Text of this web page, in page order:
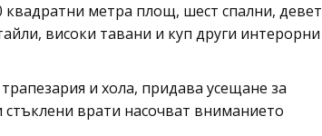
метра площ, шест спални, девет
високи тавани и куп други интерорни
и хола, придава усещане за
врати насочват вниманието